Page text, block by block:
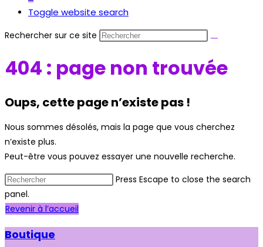
Toggle website search
Rechercher sur ce site
404 : page non trouvée
Oups, cette page n’existe pas !
Nous sommes désolés, mais la page que vous cherchez
n’existe plus.
Peut-être vous pouvez essayer une nouvelle recherche.
Press Escape to close the search
panel.
Revenir à l’accueil
Boutique